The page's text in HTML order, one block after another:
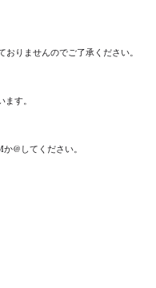
りませんのでご了承ください。
す。
@してください。